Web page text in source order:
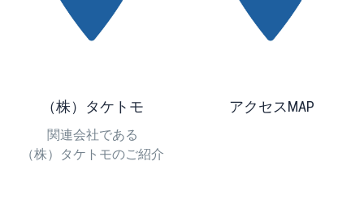
（株）タケトモ
関連会社である
（株）タケトモのご紹介
アクセスMAP